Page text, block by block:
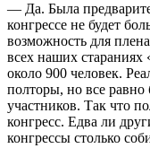
— Да. Была
конгрессе не будет
возможность для
всех наших стараниях
около 900 человек.
полторы, но все
участников. Так что
конгресс. Едва ли
конгрессы столько